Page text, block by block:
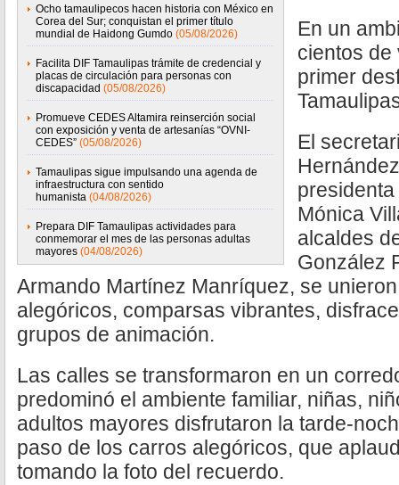
Ocho tamaulipecos hacen historia con México en
Corea del Sur; conquistan el primer título
mundial de Haidong Gumdo (05/08/2026)
Facilita DIF Tamaulipas trámite de credencial y
placas de circulación para personas con
discapacidad (05/08/2026)
Promueve CEDES Altamira reinserción social
con exposición y venta de artesanías “OVNI-
CEDES” (05/08/2026)
Tamaulipas sigue impulsando una agenda de
infraestructura con sentido
humanista (04/08/2026)
Prepara DIF Tamaulipas actividades para
conmemorar el mes de las personas adultas
mayores (04/08/2026)
En un
cientos de
primer
El
Mónica
alcaldes
González
Armando Martínez Manríquez, se
alegóricos, comparsas vibrantes,
grupos de animación.
Las calles se transformaron en un
predominó el ambiente familiar, niñas,
adultos mayores disfrutaron la tarde-
paso de los carros alegóricos, que
tomando la foto del recuerdo.